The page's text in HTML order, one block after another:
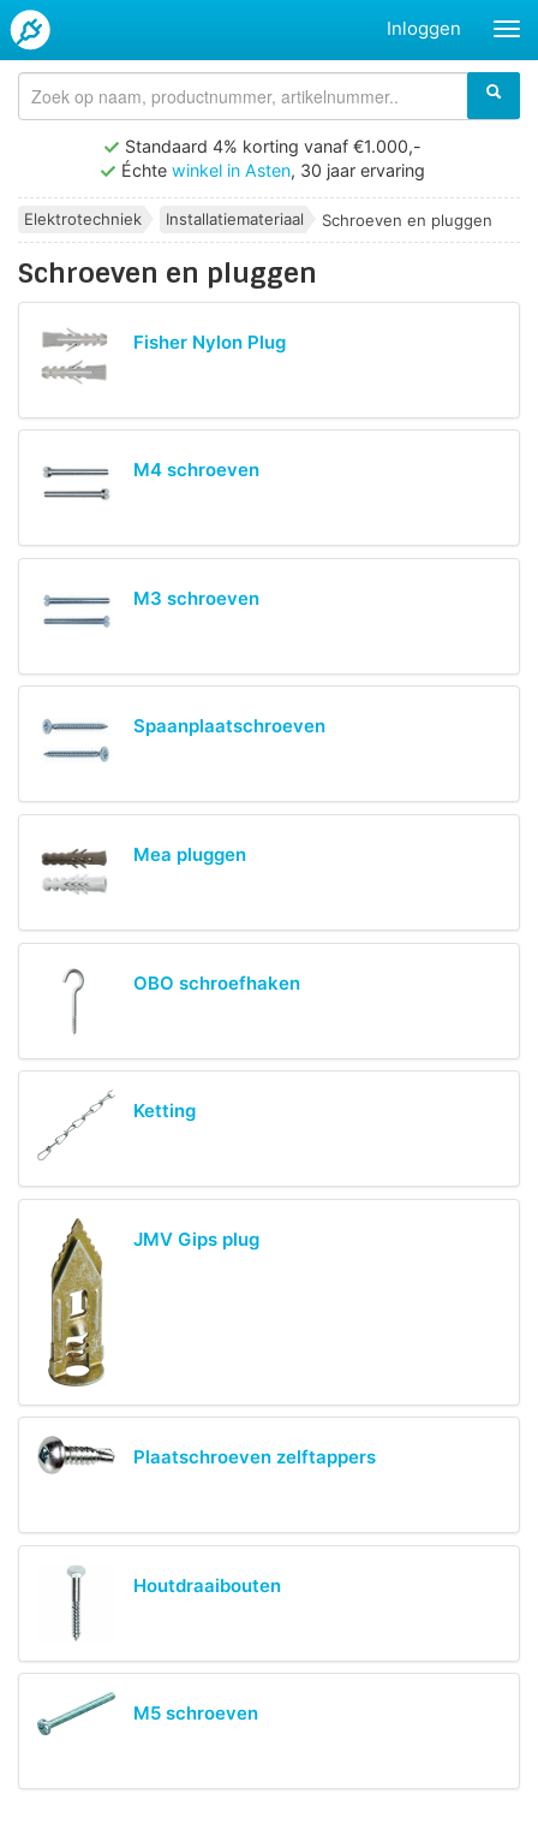
Inloggen
Standaard 4% korting vanaf €1.000,-
Échte winkel in Asten, 30 jaar ervaring
Elektrotechniek Installatiemateriaal Schroeven en pluggen
Schroeven en pluggen
Fisher Nylon Plug
M4 schroeven
M3 schroeven
Spaanplaatschroeven
Mea pluggen
OBO schroefhaken
Ketting
JMV Gips plug
Plaatschroeven zelftappers
Houtdraaibouten
M5 schroeven